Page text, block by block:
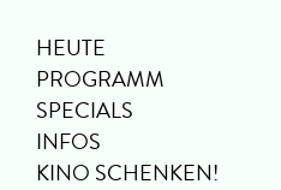
HEUTE
PROGRAMM
SPECIALS
INFOS
KINO SCHENKEN!